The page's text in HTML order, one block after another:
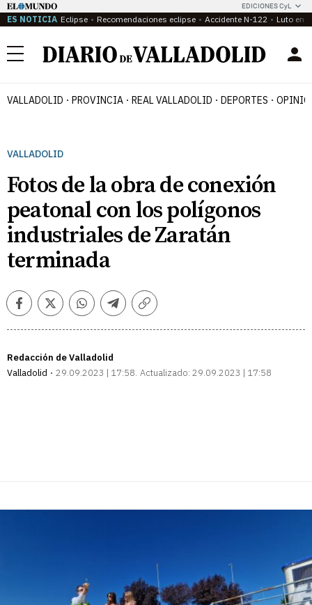
EDICIONES CyL
ES NOTICIA Eclipse Recomendaciones eclipse Accidente N-122 Luto en
Menú
VALLADOLID PROVINCIA REAL VALLADOLID DEPORTES
VALLADOLID
Fotos de la obra de conexión
peatonal con los polígonos
industriales de Zaratán
terminada
FacebookTwitterWhatsappTelegramCopiar
Redacción de Valladolid
Valladolid
29.09.2023 | 17:58 Actualizado: 29.09.2023 | 17:58